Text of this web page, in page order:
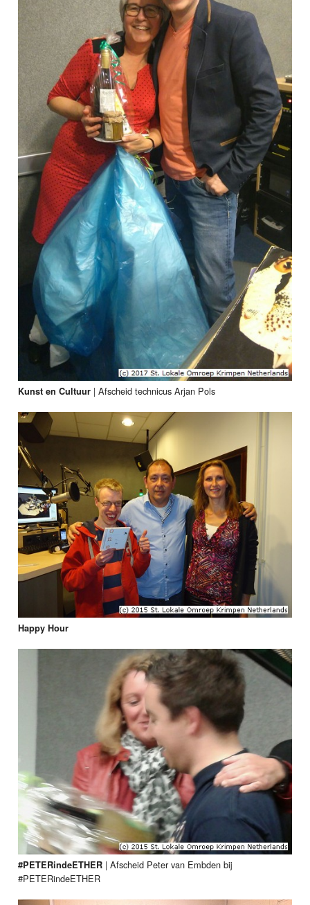
Kunst en Cultuur |Afscheid technicus Arjan Pols
Happy Hour
#PETERindeETHER |Afscheid Peter van Embden bij
#PETERindeETHER